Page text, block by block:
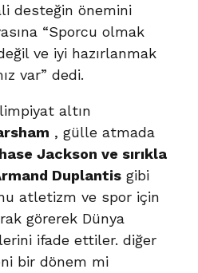
desteğin önemini
“Sporcu olmak
ve iyi hazırlanmak
var” dedi.
altın
, gülle atmada
Jackson ve sırıkla
Duplantis gibi
atletizm ve spor için
görerek Dünya
ifade ettiler. diğer
bir dönem mi